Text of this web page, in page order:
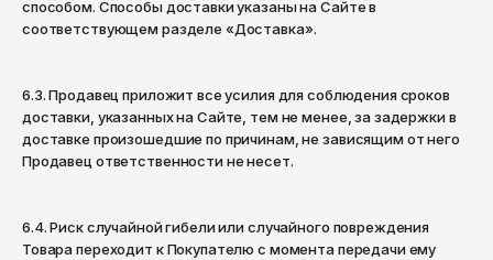
способом. Способы доставки указаны на Сайте в
соответствующем разделе «Доставка».
6.3. Продавец приложит все усилия для соблюдения сроков
доставки, указанных на Сайте, тем не менее, за задержки в
доставке произошедшие по причинам, не зависящим от него
Продавец ответственности не несет.
6.4. Риск случайной гибели или случайного повреждения
Товара переходит к Покупателю с момента передачи ему